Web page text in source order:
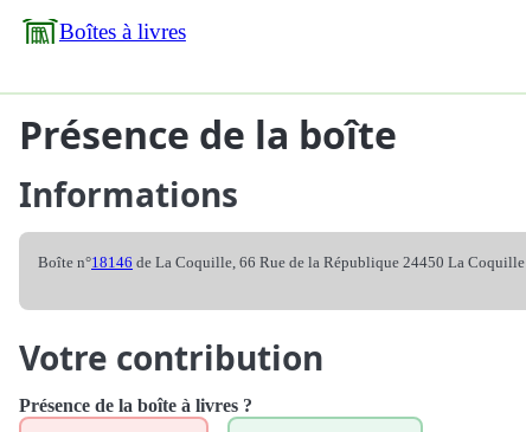
Boîtes à livres
Présence de la boîte
Informations
Boîte n°18146 de La Coquille, 66 Rue de la République 24450 La Coquille
Votre contribution
Présence de la boîte à livres ?